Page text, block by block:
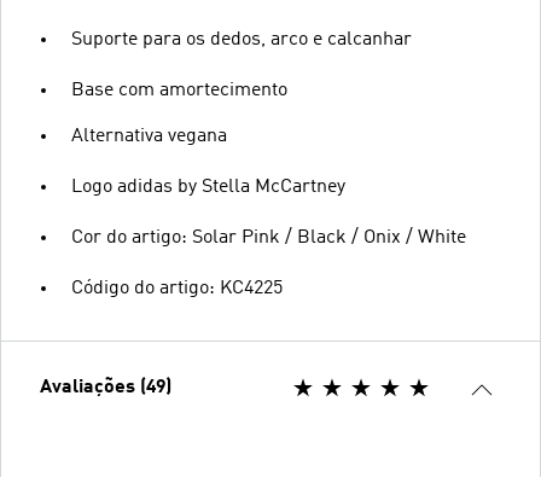
Suporte para os dedos, arco e calcanhar
Base com amortecimento
Alternativa vegana
Logo adidas by Stella McCartney
Cor do artigo: Solar Pink / Black / Onix / White
Código do artigo: KC4225
Avaliações (49)